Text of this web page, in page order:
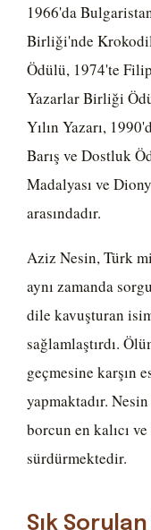
1966'da
Birliği'nde
Ödülü, 1974'te
Yazarlar Birliği
Yılın Yazarı,
Barış ve Dostluk
Madalyası ve
arasındadır.
Aziz Nesin, Türk
aynı zamanda
dile kavuşturan
sağlamlaştırdı.
geçmesine karşın
yapmaktadır.
borcun en kalıcı
sürdürmektedir.
Sık